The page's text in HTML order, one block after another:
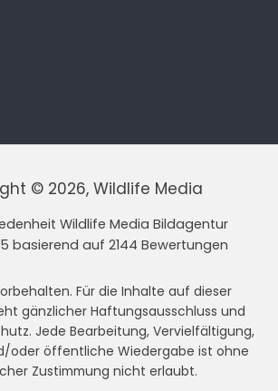
© 2026, Wildlife Media
Wildlife Media Bildagentur
5 basierend auf 2144 Bewertungen
Für die Inhalte auf dieser
gänzlicher Haftungsausschluss und
Jede Bearbeitung, Vervielfältigung,
oder öffentliche Wiedergabe ist ohne
Zustimmung nicht erlaubt.